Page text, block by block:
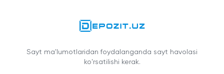
Sayt ma'lumotlaridan foydalanganda sayt havolasi
ko'rsatilishi kerak.